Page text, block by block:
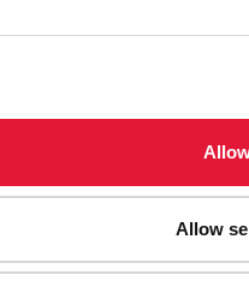
Allow
CHANGEMENT
LA